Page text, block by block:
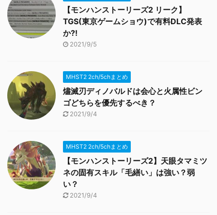
【モンハンストーリーズ2 リーク】
TGS(東京ゲームショウ)で有料DLC発表
か?!
2021/9/5
MHST2 2ch/5chまとめ
燼滅刃ディノバルドは会心と火属性ビン
ゴどちらを優先するべき？
2021/9/4
MHST2 2ch/5chまとめ
【モンハンストーリーズ2】天眼タマミツ
ネの固有スキル「毛繕い」は強い？弱
い？
2021/9/4